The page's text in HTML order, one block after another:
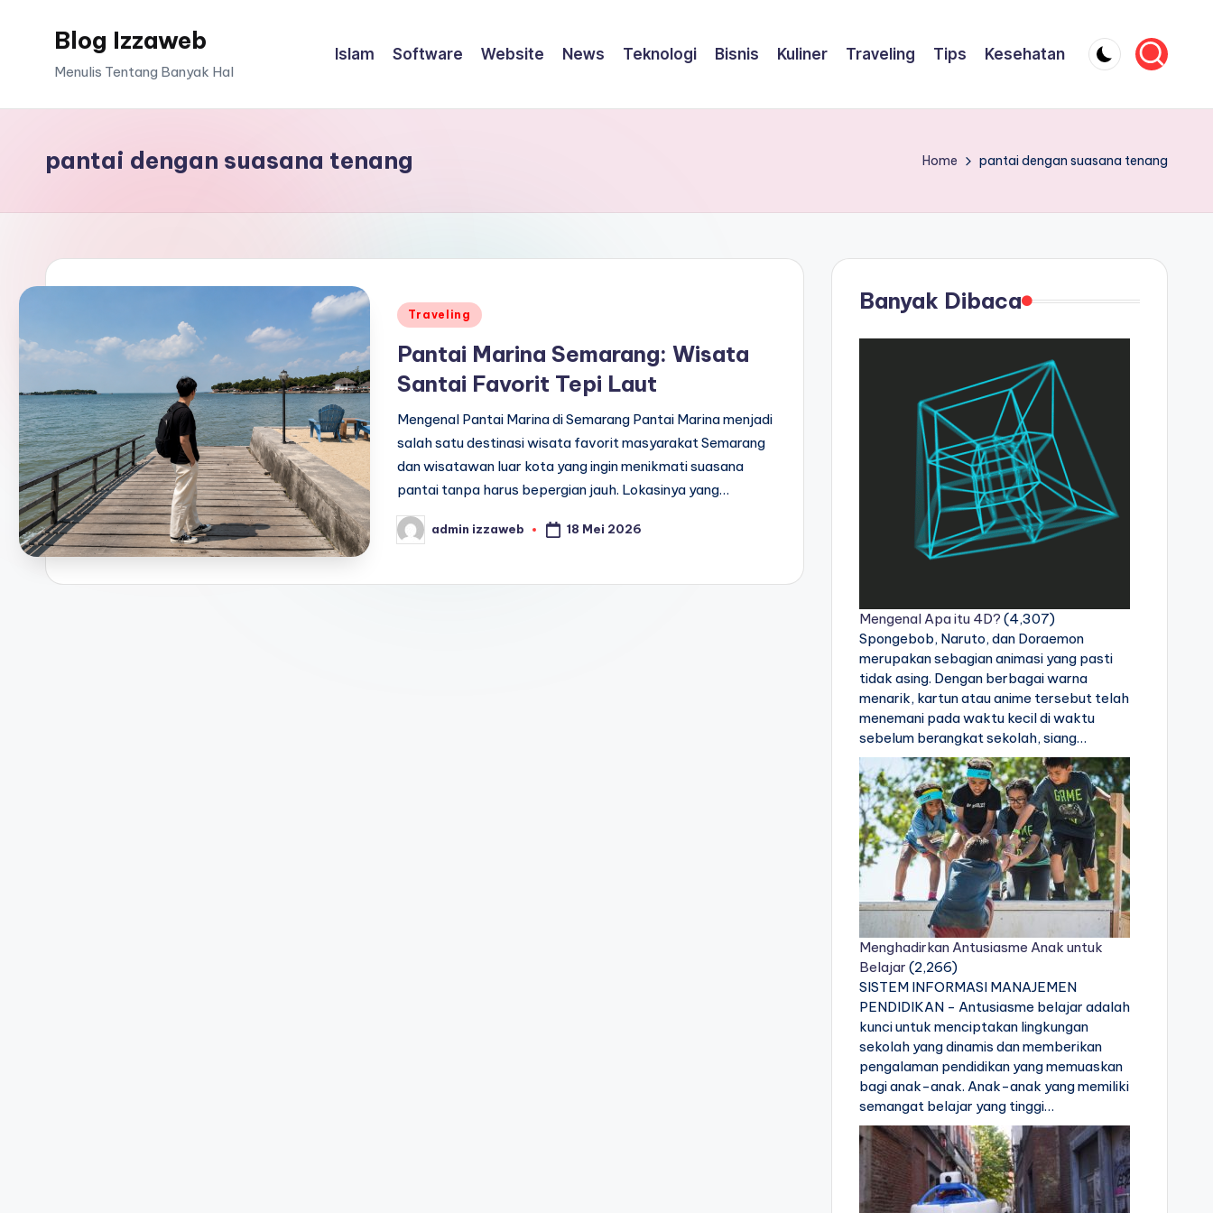
Blog Izzaweb
Menulis Tentang Banyak Hal
Islam Software Website News Teknologi Bisnis Kuliner Traveling Tips Kesehatan
pantai dengan suasana tenang Home pantai dengan suasana tenang
Posted
Traveling
Pantai Marina Semarang: Wisata
Santai Favorit Tepi Laut
Mengenal Pantai Marina di Semarang Pantai Marina menjadi
salah satu destinasi wisata favorit masyarakat Semarang
dan wisatawan luar kota yang ingin menikmati suasana
pantai tanpa harus bepergian jauh. Lokasinya yang…
Posted
by
admin izzaweb 18 Mei 2026
Banyak Dibaca
Mengenal Apa itu 4D? (4,307)
Spongebob, Naruto, dan Doraemon
merupakan sebagian animasi yang pasti
tidak asing. Dengan berbagai warna
menarik, kartun atau anime tersebut telah
menemani pada waktu kecil di waktu
sebelum berangkat sekolah, siang…
Menghadirkan Antusiasme Anak untuk
Belajar (2,266)
SISTEM INFORMASI MANAJEMEN
PENDIDIKAN - Antusiasme belajar adalah
kunci untuk menciptakan lingkungan
sekolah yang dinamis dan memberikan
pengalaman pendidikan yang memuaskan
bagi anak-anak. Anak-anak yang memiliki
semangat belajar yang tinggi…